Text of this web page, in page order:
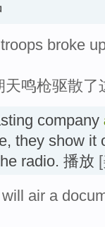
broke
天鸣枪驱散了
company
they show it
radio. 播放
air a